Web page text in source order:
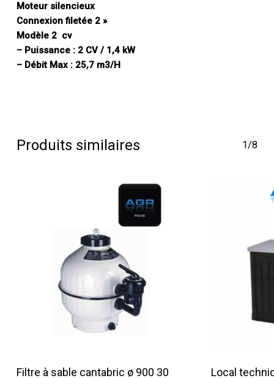
Moteur silencieux
Connexion filetée 2 »
Modèle 2 cv
– Puissance : 2 CV / 1,4 kW
– Débit Max : 25,7 m3/H
Produits similaires 1/8
Lire La Suite
Filtre à sable cantabric ø 900 30
Local